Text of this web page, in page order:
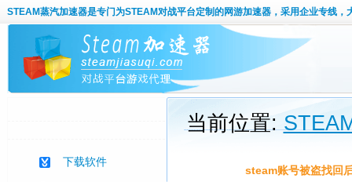
STEAM蒸汽加速器是专门为STEAM对战平台定制的网游加速器，采用企业专线，
下载软件
当前位置:
steam账号被盗找回